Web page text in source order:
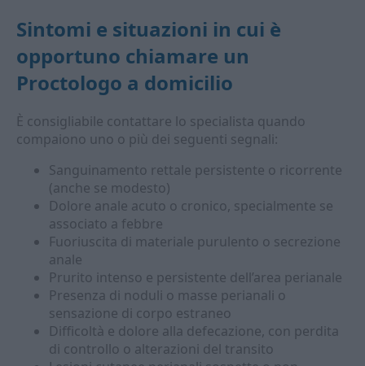
Sintomi e situazioni in cui è
opportuno chiamare un
Proctologo a domicilio
È consigliabile contattare lo specialista quando
compaiono uno o più dei seguenti segnali:
Sanguinamento rettale persistente o ricorrente
(anche se modesto)
Dolore anale acuto o cronico, specialmente se
associato a febbre
Fuoriuscita di materiale purulento o secrezione
anale
Prurito intenso e persistente dell’area perianale
Presenza di noduli o masse perianali o
sensazione di corpo estraneo
Difficoltà e dolore alla defecazione, con perdita
di controllo o alterazioni del transito